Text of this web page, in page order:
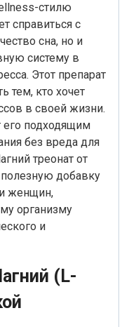
стилю
справиться с
сна, но и
систему в
Этот препарат
тем, кто хочет
в своей жизни.
его подходящим
без вреда для
треонат от
добавку
женщин,
организму
и
(L-